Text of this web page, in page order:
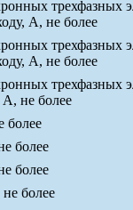
трехфазных
А, не более
трехфазных
А, не более
трехфазных
не более
более
более
более
более